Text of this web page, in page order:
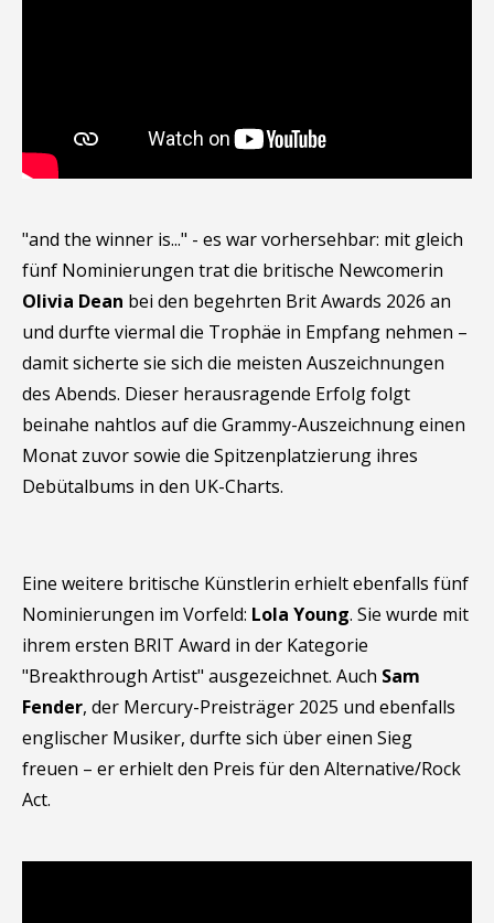
"and the winner is..." - es war vorhersehbar: mit gleich
fünf Nominierungen trat die britische Newcomerin
Olivia Dean bei den begehrten Brit Awards 2026 an
und durfte viermal die Trophäe in Empfang nehmen –
damit sicherte sie sich die meisten Auszeichnungen
des Abends. Dieser herausragende Erfolg folgt
beinahe nahtlos auf die Grammy-Auszeichnung einen
Monat zuvor sowie die Spitzenplatzierung ihres
Debütalbums in den UK-Charts.
Eine weitere britische Künstlerin erhielt ebenfalls fünf
Nominierungen im Vorfeld: Lola Young. Sie wurde mit
ihrem ersten BRIT Award in der Kategorie
"Breakthrough Artist" ausgezeichnet. Auch Sam
Fender, der Mercury-Preisträger 2025 und ebenfalls
englischer Musiker, durfte sich über einen Sieg
freuen – er erhielt den Preis für den Alternative/Rock
Act.